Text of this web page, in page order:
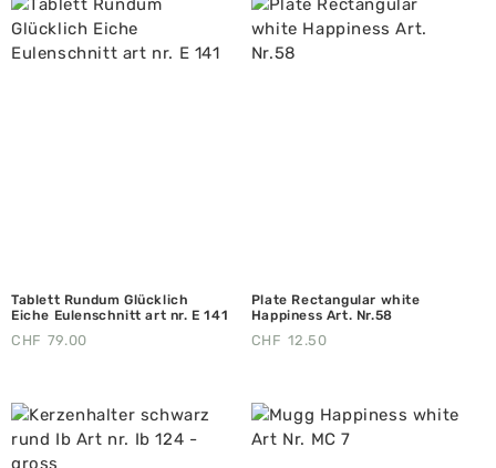
Tablett Rundum Glücklich
Eiche Eulenschnitt art nr. E 141
CHF 79.00
Plate Rectangular white
Happiness Art. Nr.58
CHF 12.50